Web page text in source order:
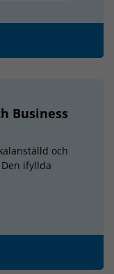
Business
och
ifyllda